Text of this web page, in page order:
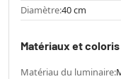
Diamètre:40 cm
Matériaux et coloris
Matériau du luminaire: